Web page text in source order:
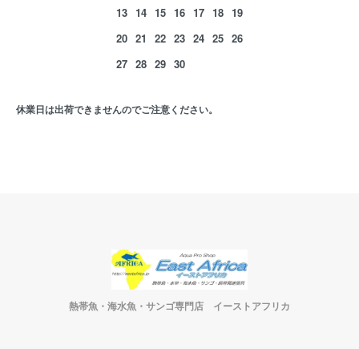
13 14 15 16 17 18 19
20 21 22 23 24 25 26
27 28 29 30
休業日は出荷できませんのでご注意ください。
熱帯魚・海水魚・サンゴ専門店 イーストアフリカ